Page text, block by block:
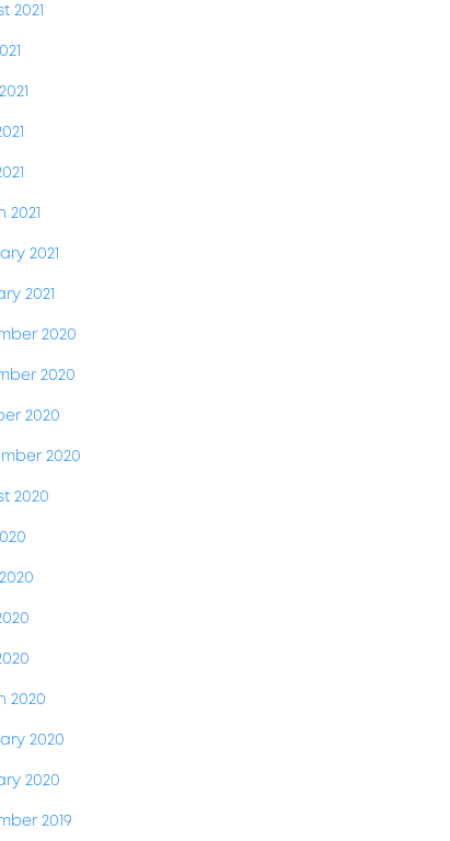
2021
2021
2021
2021
2020
2020
2020
2020
2020
2020
2020
2020
2019